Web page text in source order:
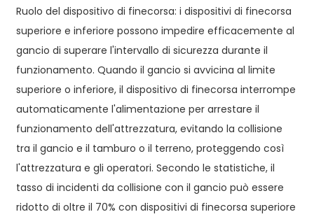
Ruolo del dispositivo di finecorsa: i dispositivi di finecorsa
superiore e inferiore possono impedire efficacemente al
gancio di superare l'intervallo di sicurezza durante il
funzionamento. Quando il gancio si avvicina al limite
superiore o inferiore, il dispositivo di finecorsa interrompe
automaticamente l'alimentazione per arrestare il
funzionamento dell'attrezzatura, evitando la collisione
tra il gancio e il tamburo o il terreno, proteggendo così
l'attrezzatura e gli operatori. Secondo le statistiche, il
tasso di incidenti da collisione con il gancio può essere
ridotto di oltre il 70% con dispositivi di finecorsa superiore